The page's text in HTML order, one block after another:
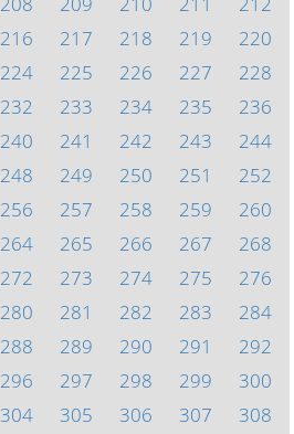
216 217 218 219
220
224 225 226 227
228
232 233 234 235
236
240 241 242 243
244
248 249 250 251
252
256 257 258 259
260
264 265 266 267
268
272 273 274 275
276
280 281 282 283
284
288 289 290 291
292
296 297 298 299
300
304 305 306 307
308